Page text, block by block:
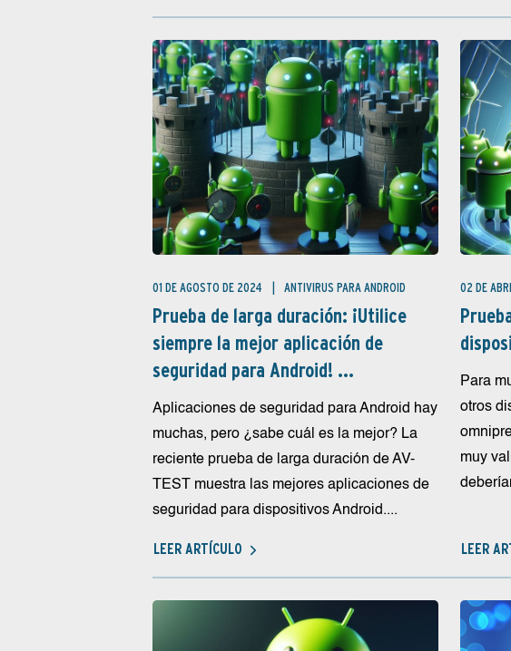
01 DE AGOSTO DE 2024 ANTIVIRUS PARA ANDROID
Prueba de larga duración: ¡Utilice
siempre la mejor aplicación de
seguridad para Android! ...
Aplicaciones de seguridad para Android hay
muchas, pero ¿sabe cuál es la mejor? La
reciente prueba de larga duración de AV-
TEST muestra las mejores aplicaciones de
seguridad para dispositivos Android....
LEER ARTÍCULO
02 DE
Para
otros
muy
LEER